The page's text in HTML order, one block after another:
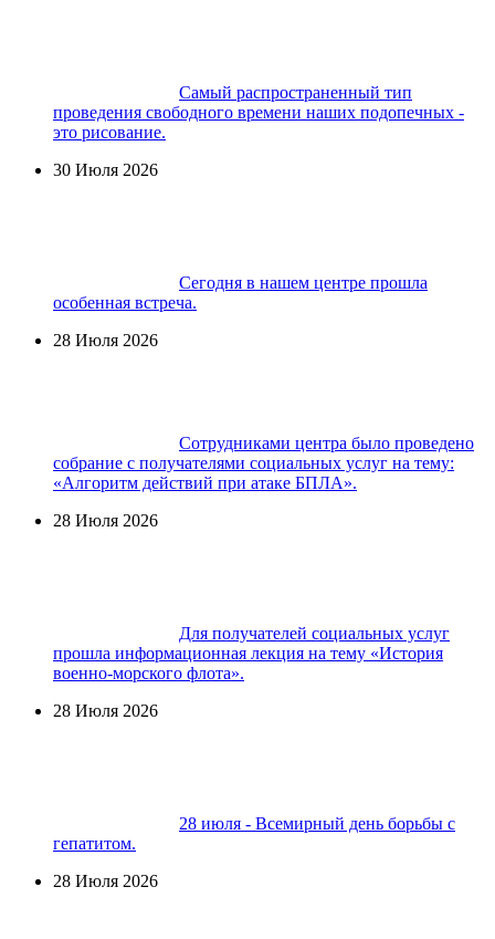
Самый распространенный тип
проведения свободного времени наших подопечных -
это рисование.
30 Июля 2026
Сегодня в нашем центре прошла
особенная встреча.
28 Июля 2026
Сотрудниками центра было проведено
собрание с получателями социальных услуг на тему:
«Алгоритм действий при атаке БПЛА».
28 Июля 2026
Для получателей социальных услуг
прошла информационная лекция на тему «История
военно-морского флота».
28 Июля 2026
28 июля - Всемирный день борьбы с
гепатитом.
28 Июля 2026